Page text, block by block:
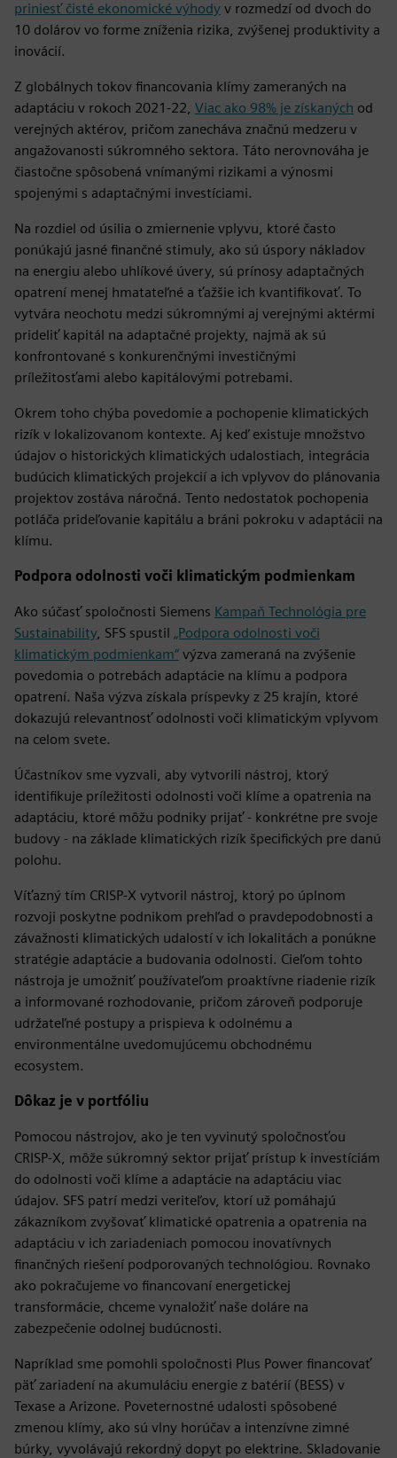
priniesť čisté ekonomické výhody v rozmedzí od dvoch do
10 dolárov vo forme zníženia rizika, zvýšenej produktivity a
inovácií.
Z globálnych tokov financovania klímy zameraných na
adaptáciu v rokoch 2021-22, Viac ako 98% je získaných od
verejných aktérov, pričom zanecháva značnú medzeru v
angažovanosti súkromného sektora. Táto nerovnováha je
čiastočne spôsobená vnímanými rizikami a výnosmi
spojenými s adaptačnými investíciami.
Na rozdiel od úsilia o zmiernenie vplyvu, ktoré často
ponúkajú jasné finančné stimuly, ako sú úspory nákladov
na energiu alebo uhlíkové úvery, sú prínosy adaptačných
opatrení menej hmatateľné a ťažšie ich kvantifikovať. To
vytvára neochotu medzi súkromnými aj verejnými aktérmi
prideliť kapitál na adaptačné projekty, najmä ak sú
konfrontované s konkurenčnými investičnými
príležitosťami alebo kapitálovými potrebami.
Okrem toho chýba povedomie a pochopenie klimatických
rizík v lokalizovanom kontexte. Aj keď existuje množstvo
údajov o historických klimatických udalostiach, integrácia
budúcich klimatických projekcií a ich vplyvov do plánovania
projektov zostáva náročná. Tento nedostatok pochopenia
potláča prideľovanie kapitálu a bráni pokroku v adaptácii na
klímu.
Podpora odolnosti voči klimatickým podmienkam
Ako súčasť spoločnosti Siemens Kampaň Technológia pre
Sustainability, SFS spustil „Podpora odolnosti voči
klimatickým podmienkam“ výzva zameraná na zvýšenie
povedomia o potrebách adaptácie na klímu a podpora
opatrení. Naša výzva získala príspevky z 25 krajín, ktoré
dokazujú relevantnosť odolnosti voči klimatickým vplyvom
na celom svete.
Účastníkov sme vyzvali, aby vytvorili nástroj, ktorý
identifikuje príležitosti odolnosti voči klíme a opatrenia na
adaptáciu, ktoré môžu podniky prijať - konkrétne pre svoje
budovy - na základe klimatických rizík špecifických pre danú
polohu.
Víťazný tím CRISP-X vytvoril nástroj, ktorý po úplnom
rozvoji poskytne podnikom prehľad o pravdepodobnosti a
závažnosti klimatických udalostí v ich lokalitách a ponúkne
stratégie adaptácie a budovania odolnosti. Cieľom tohto
nástroja je umožniť používateľom proaktívne riadenie rizík
a informované rozhodovanie, pričom zároveň podporuje
udržateľné postupy a prispieva k odolnému a
environmentálne uvedomujúcemu obchodnému
ecosystem.
Dôkaz je v portfóliu
Pomocou nástrojov, ako je ten vyvinutý spoločnosťou
CRISP-X, môže súkromný sektor prijať prístup k investíciám
do odolnosti voči klíme a adaptácie na adaptáciu viac
údajov. SFS patrí medzi veriteľov, ktorí už pomáhajú
zákazníkom zvyšovať klimatické opatrenia a opatrenia na
adaptáciu v ich zariadeniach pomocou inovatívnych
finančných riešení podporovaných technológiou. Rovnako
ako pokračujeme vo financovaní energetickej
transformácie, chceme vynaložiť naše doláre na
zabezpečenie odolnej budúcnosti.
Napríklad sme pomohli spoločnosti Plus Power financovať
päť zariadení na akumuláciu energie z batérií (BESS) v
Texase a Arizone. Poveternostné udalosti spôsobené
zmenou klímy, ako sú vlny horúčav a intenzívne zimné
búrky, vyvolávajú rekordný dopyt po elektrine. Skladovanie